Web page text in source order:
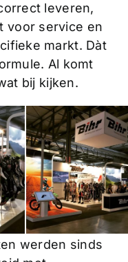
leveren,
voor service en
markt. Dàt
Al komt
bij kijken.
werden sinds